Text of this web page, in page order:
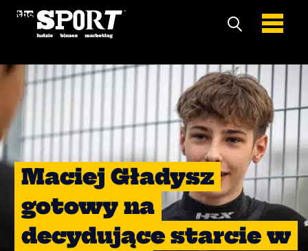
Maciej Gładysz
gotowy na
decydujące starcie w